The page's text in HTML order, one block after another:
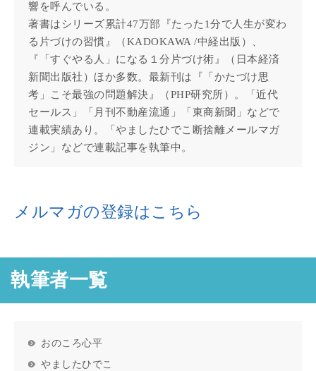
響を呼んでいる。
著書はシリーズ累計47万部『たった1分で人生が変わ
る片づけの習慣』（KADOKAWA /中経出版）、
『「すぐやる人」になる１分片づけ術』（日本経済
新聞出版社）ほか多数。最新刊は『「かたづけ思
考」こそ最強の問題解決』（PHP研究所）。「近代
セールス」「月刊不動産流通」「東商新聞」などで
連載実績あり。「やましたひでこ断捨離メールマガ
ジン」などで連載記事を執筆中。
メルマガの登録はこちら
執筆者一覧
おのころ心平
やましたひでこ